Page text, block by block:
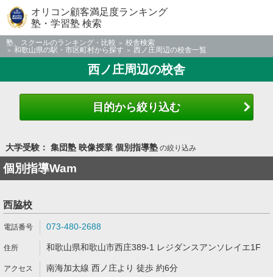
オリコン顧客満足度ランキング
塾・学習塾 検索
塾、スクールのランキング・比較
校舎検索
和歌山県の駅・市区町村から探す
西ノ庄周辺の校舎一覧
西ノ庄周辺の校舎
目的から絞り込む
大学受験： 集団塾 映像授業 個別指導塾の絞り込み
個別指導Wam
西脇校
073-480-2688
和歌山県和歌山市西庄389-1 レジダンスアンソレイエ1F
南海加太線 西ノ庄より 徒歩 約6分